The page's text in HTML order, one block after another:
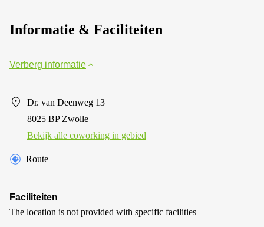
Informatie & Faciliteiten
Verberg informatie
Dr. van Deenweg 13
8025 BP Zwolle
Bekijk alle сoworking in gebied
Route
Faciliteiten
The location is not provided with specific facilities